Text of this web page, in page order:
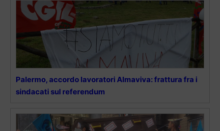
Palermo, accordo lavoratori Almaviva: frattura fra i
sindacati sul referendum